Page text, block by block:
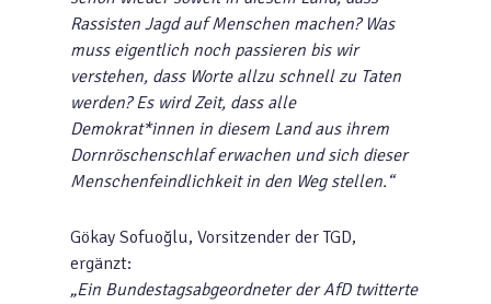
Rassisten Jagd auf Menschen machen? Was
muss eigentlich noch passieren bis wir
verstehen, dass Worte allzu schnell zu Taten
werden? Es wird Zeit, dass alle
Demokrat*innen in diesem Land aus ihrem
Dornröschenschlaf erwachen und sich dieser
Menschenfeindlichkeit in den Weg stellen.“
Gökay Sofuoğlu, Vorsitzender der TGD,
ergänzt:
„Ein Bundestagsabgeordneter der AfD twitterte